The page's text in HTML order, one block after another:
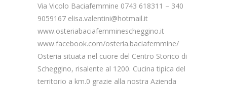
Via Vicolo Baciafemmine 0743 618311 – 340
9059167 elisa.valentini@hotmail.it
www.osteriabaciafemminescheggino.it
www.facebook.com/osteria.baciafemmine/
Osteria situata nel cuore del Centro Storico di
Scheggino, risalente al 1200. Cucina tipica del
territorio a km.0 grazie alla nostra Azienda